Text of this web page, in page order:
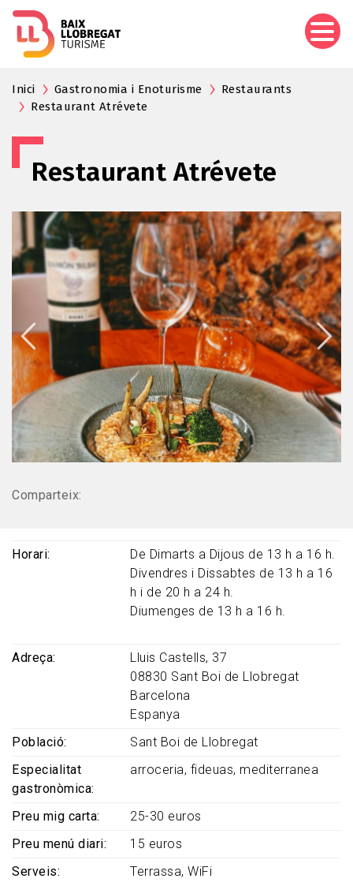
Inici Gastronomia i Enoturisme
Restaurants
Restaurant Atrévete
Restaurant Atrévete
Comparteix:
Horari
De Dimarts a Dijous de 13 h a 16 h.
Divendres i Dissabtes de 13 h a 16
h i de 20 h a 24 h.
Diumenges de 13 h a 16 h.
Adreça
Lluis Castells, 37
08830 Sant Boi de Llobregat
Barcelona
Espanya
Població
Sant Boi de Llobregat
Especialitat
gastronòmica
arroceria, fideuas, mediterranea
Preu mig carta
25-30 euros
Preu menú diari
15 euros
Serveis
Terrassa WiFi